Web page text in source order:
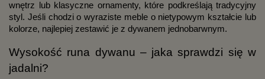
wnętrz lub klasyczne ornamenty, które podkreślają tradycyjny
styl. Jeśli chodzi o wyraziste meble o nietypowym kształcie lub
kolorze, najlepiej zestawić je z dywanem jednobarwnym.
Wysokość runa dywanu – jaka sprawdzi się w
jadalni?